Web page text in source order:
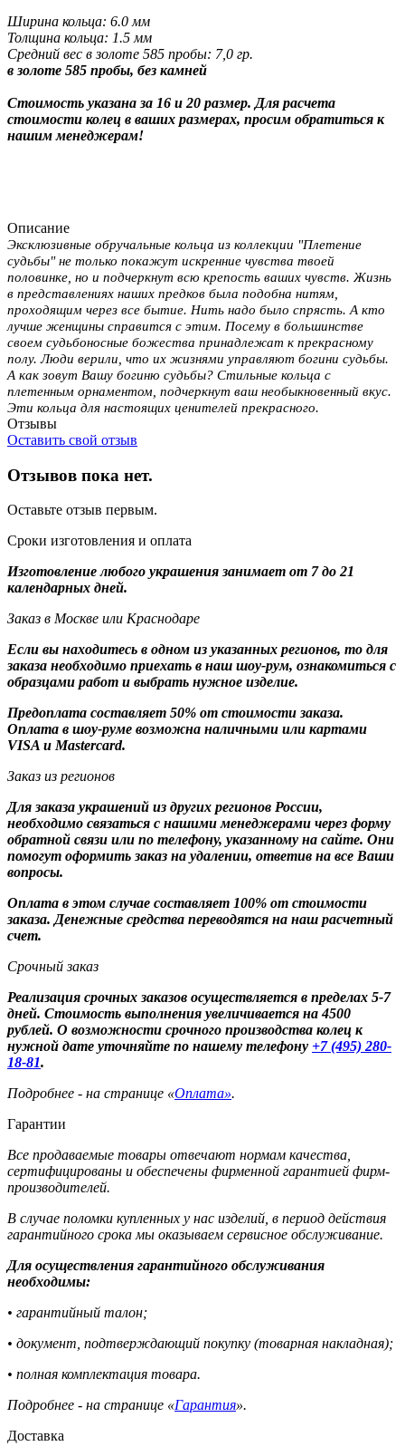
Ширина кольца: 6.0 мм
Толщина кольца: 1.5 мм
Средний вес в золоте 585 пробы: 7,0 гр.
в золоте 585 пробы, без камней
Стоимость указана за 16 и 20 размер. Для расчета
стоимости колец в ваших размерах, просим обратиться к
нашим менеджерам!
Описание
Эксклюзивные обручальные кольца из коллекции "Плетение
судьбы" не только покажут искренние чувства твоей
половинке, но и подчеркнут всю крепость ваших чувств. Жизнь
в представлениях наших предков была подобна нитям,
проходящим через все бытие. Нить надо было спрясть. А кто
лучше женщины справится с этим. Посему в большинстве
своем судьбоносные божества принадлежат к прекрасному
полу. Люди верили, что их жизнями управляют богини судьбы.
А как зовут Вашу богиню судьбы? Стильные кольца с
плетенным орнаментом, подчеркнут ваш необыкновенный вкус.
Эти кольца для настоящих ценителей прекрасного.
Отзывы
Оставить свой отзыв
Отзывов пока нет.
Оставьте отзыв первым.
Сроки изготовления и оплата
Изготовление любого украшения занимает от 7 до 21
календарных дней.
Заказ в Москве или Краснодаре
Если вы находитесь в одном из указанных регионов, то для
заказа необходимо приехать в наш шоу-рум, ознакомиться с
образцами работ и выбрать нужное изделие.
Предоплата составляет 50% от стоимости заказа.
Оплата в шоу-руме возможна наличными или картами
VISA и Mastercard.
Заказ из регионов
Для заказа украшений из других регионов России,
необходимо связаться с нашими менеджерами через форму
обратной связи или по телефону, указанному на сайте. Они
помогут оформить заказ на удалении, ответив на все Ваши
вопросы.
Оплата в этом случае составляет 100% от стоимости
заказа. Денежные средства переводятся на наш расчетный
счет.
Срочный заказ
Реализация срочных заказов осуществляется в пределах 5-7
дней. Стоимость выполнения увеличивается на 4500
рублей. О возможности срочного производства колец к
нужной дате уточняйте по нашему телефону +7 (495) 280-
18-81.
Подробнее - на странице «Оплата».
Гарантии
Все продаваемые товары отвечают нормам качества,
сертифицированы и обеспечены фирменной гарантией фирм-
производителей.
В случае поломки купленных у нас изделий, в период действия
гарантийного срока мы оказываем сервисное обслуживание.
Для осуществления гарантийного обслуживания
необходимы:
• гарантийный талон;
• документ, подтверждающий покупку (товарная накладная);
• полная комплектация товара.
Подробнее - на странице «Гарантия».
Доставка